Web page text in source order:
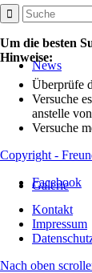
News
Galerie
Um die besten
Hinweise:
Überprüfe
Versuche
anstelle
Versuche
Copyright -
Facebook
Kontakt
Impressum
Nach oben